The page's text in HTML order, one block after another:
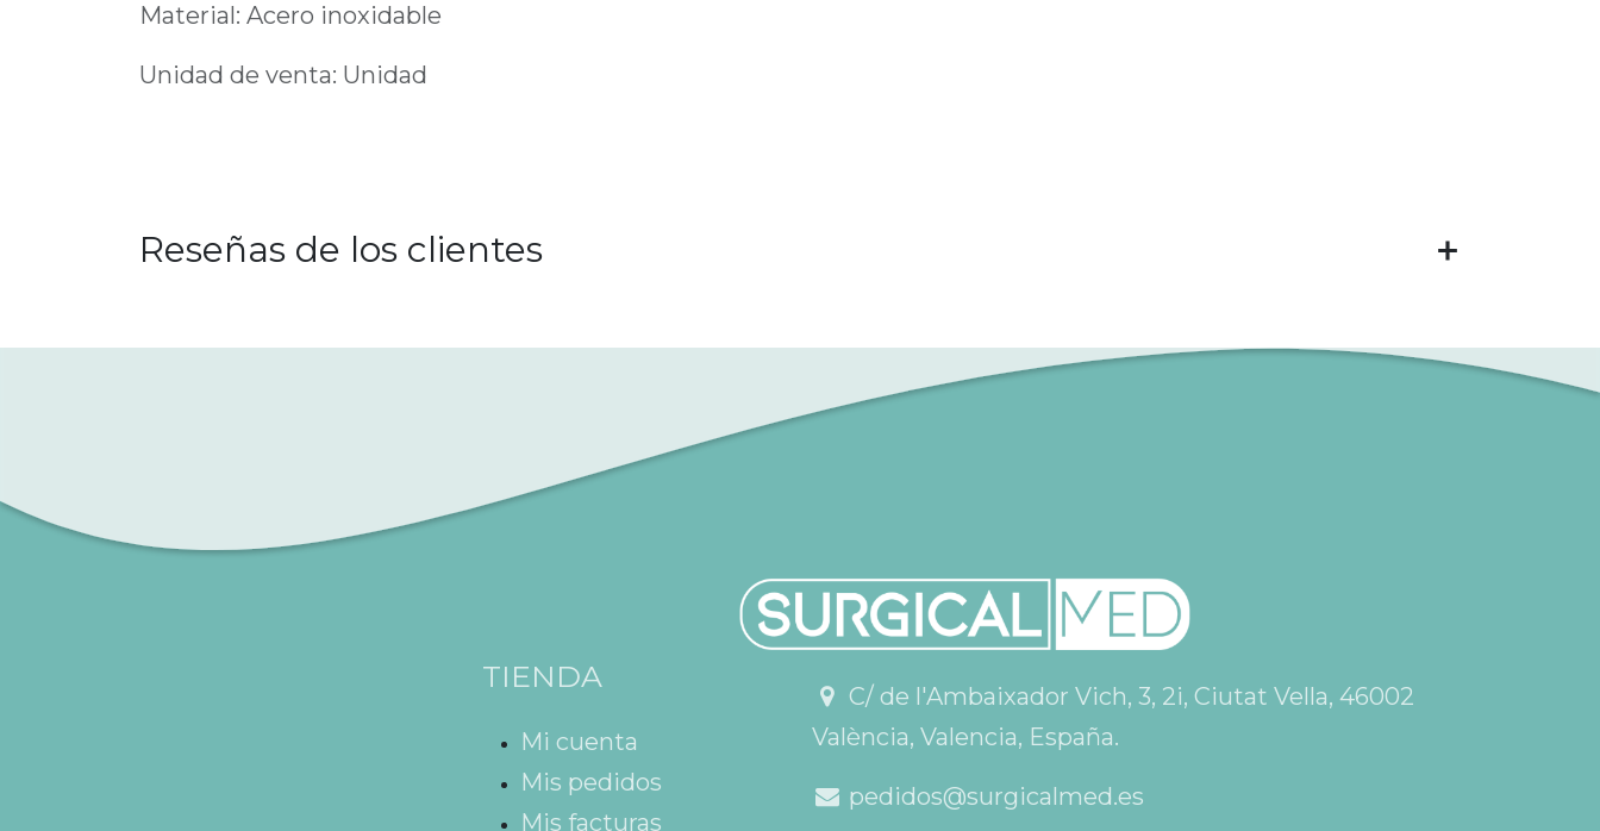
Material: Acero inoxidable
Unidad de venta: Unidad
Reseñas de los clientes
C/ de l'Ambaixador Vich, 3, 2i, Ciutat Vella, 46002
València, Valencia, España.
pedidos@surgicalmed.es
TIENDA
Mi cuenta
Mis pedidos
Mis facturas